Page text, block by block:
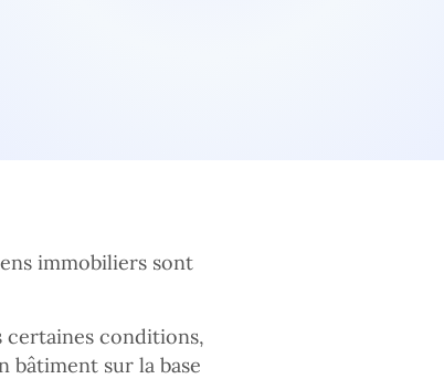
immobiliers sont
certaines conditions,
bâtiment sur la base